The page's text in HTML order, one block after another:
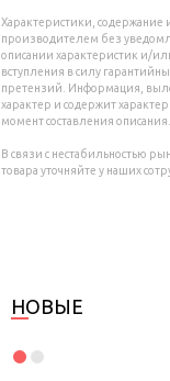
Характеристики, содержание
производителем без
описании характеристик и/
вступления в силу
претензий. Информация,
характер и содержит
момент составления описания.
В связи с нестабильностью
товара уточняйте у наших
НОВЫЕ